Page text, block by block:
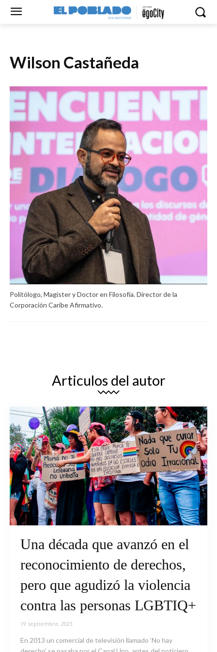
Wilson Castañeda
Politólogo, Magister y Doctor en Filosofía. Director de la
Corporación Caribe Afirmativo.
Articulos del autor
Una década que avanzó en el
reconocimiento de derechos,
pero que agudizó la violencia
contra las personas LGBTIQ+
19 septiembre, 2023
En 2013 un comercial de televisión llamado ‘No hay